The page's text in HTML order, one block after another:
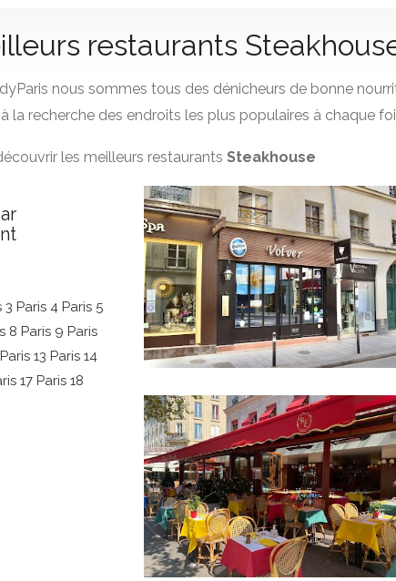
restaurants
nous sommes tous des dénicheurs de bonne
la recherche des endroits les plus populaires à chaque
les meilleurs restaurants Steakhouse
3 Paris 4 Paris 5
8 Paris 9 Paris
Paris 13 Paris 14
17 Paris 18